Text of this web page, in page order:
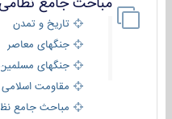
تاریخ و تمدن
جنگهای معاصر
جنگهای مسلمین
مقاومت اسلامی
مباحث جامع نظامی